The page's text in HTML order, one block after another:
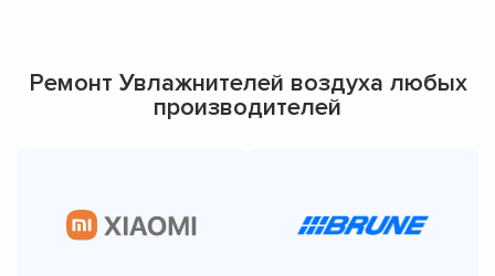
Ремонт Увлажнителей воздуха любых
производителей